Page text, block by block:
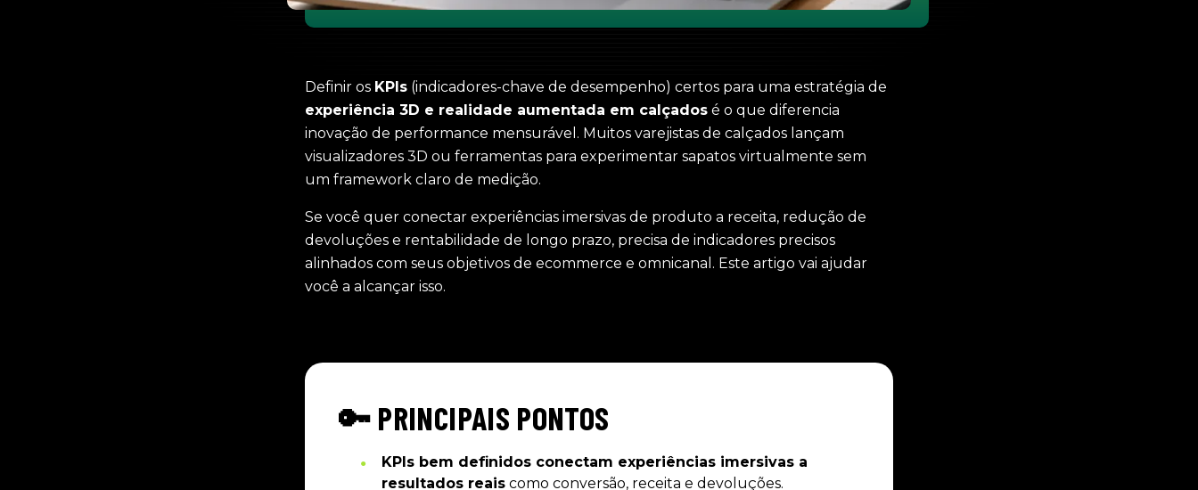
Definir os KPIs (indicadores-chave de desempenho) certos para uma estratégia de
experiência 3D e realidade aumentada em calçados é o que diferencia
inovação de performance mensurável. Muitos varejistas de calçados lançam
visualizadores 3D ou ferramentas para experimentar sapatos virtualmente sem
um framework claro de medição.
Se você quer conectar experiências imersivas de produto a receita, redução de
devoluções e rentabilidade de longo prazo, precisa de indicadores precisos
alinhados com seus objetivos de ecommerce e omnicanal. Este artigo vai ajudar
você a alcançar isso.
🔑 PRINCIPAIS PONTOS
KPIs bem definidos conectam experiências imersivas a
resultados reaiscomo conversão, receita e devoluções.